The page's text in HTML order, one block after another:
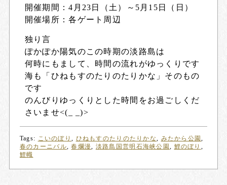
開催期間：4月23日（土）～5月15日（日）
開催場所：各ゲート周辺
独り言
ぽかぽか陽気のこの時期の淡路島は
何時にもまして、時間の流れがゆっくりです
海も「ひねもすのたりのたりかな」そのもの
です
のんびりゆっくりとした時間をお過ごしくだ
さいませ<(_ _)>
Tags: こいのぼり, ひねもすのたりのたりかな, みたから公園,
春のカーニバル,春爛漫, 淡路島国営明石海峡公園 , 鯉のぼり ,
鯉幟